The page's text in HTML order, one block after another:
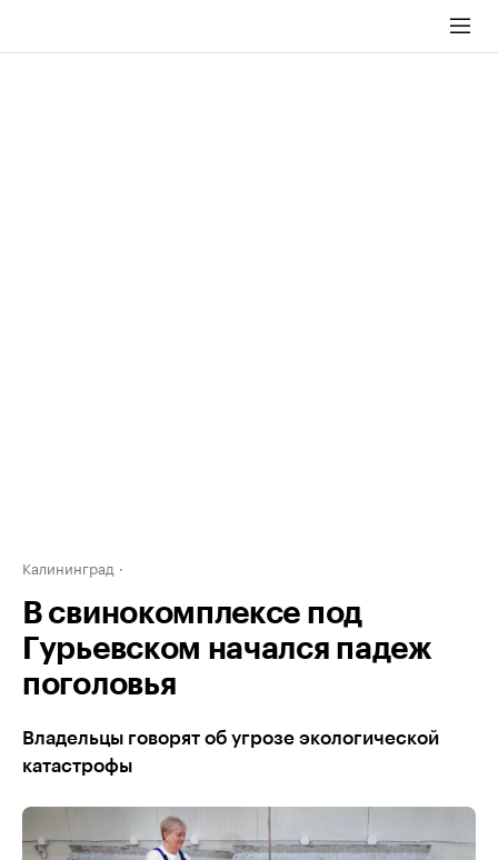
Калининград
В свинокомплексе под
Гурьевском начался падеж
поголовья
Владельцы говорят об угрозе экологической
катастрофы